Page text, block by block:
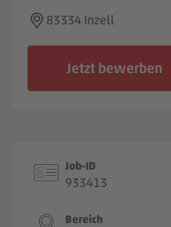
83334 Inzell
Jetzt bewerben
Job-ID
933413
Bereich